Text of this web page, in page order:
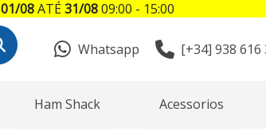
Whatsapp [+34] 938 616
Ham Shack Acessorios
01/08ATÉ31/0809:00 - 15:00